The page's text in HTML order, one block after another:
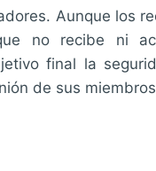
Aunque los
no recibe ni
final la
de sus